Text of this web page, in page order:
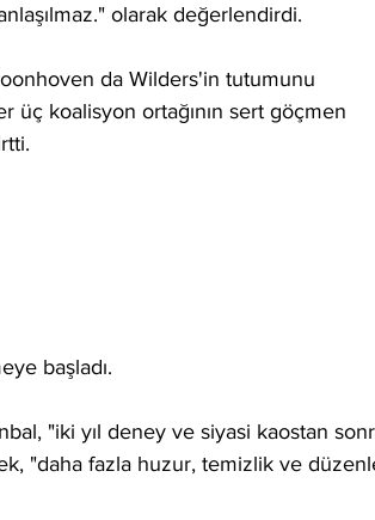
olarak değerlendirdi.
da Wilders'in tutumunu
üç koalisyon ortağının sert göçmen
başladı.
"iki yıl deney ve siyasi kaostan
"daha fazla huzur, temizlik ve